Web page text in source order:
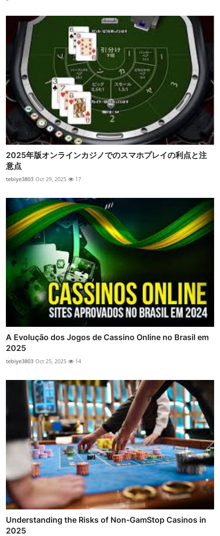
2025年版オンラインカジノでのスマホプレイの利点と注
意点
tebiye3803 Oct 29, 2025 17
A Evolução dos Jogos de Cassino Online no Brasil em
2025
tebiye3803 Oct 25, 2025 14
Understanding the Risks of Non-GamStop Casinos in
2025